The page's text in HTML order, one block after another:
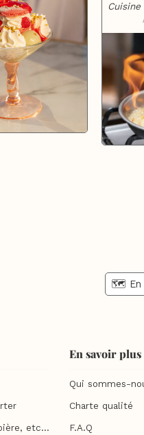
🗺️ En
etc...
En savoir plus
Qui sommes-
Charte qualité
F.A.Q